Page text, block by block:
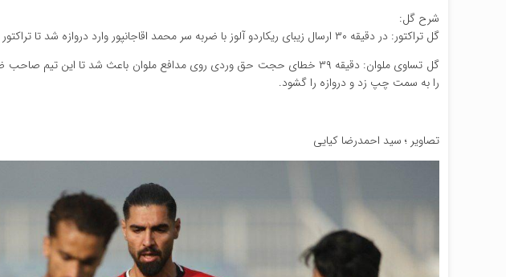
شرح گل:
گل تراکتور: در دقیقه ۳٠ ارسال زیبای ریکاردو آلوز با ضربه سر محمد اقاجانپور وارد دروازه شد تا تراکتور پیش بیفتد.
گل تساوی ملوان: دقیقه ۳۹ خطای حجت حق وردی روی مدافع ملوان باعث شد تا
را به سمت چپ زد و دروازه را گشود.
تصاویر ؛ سید احمدرضا کیایی